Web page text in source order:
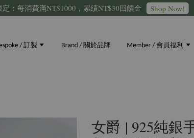
定：每消費滿NT$1000，累績NT$30回饋金 Shop Now!
/ 訂製 Brand / 關於品牌 Member / 會員福利
女爵 | 925純銀